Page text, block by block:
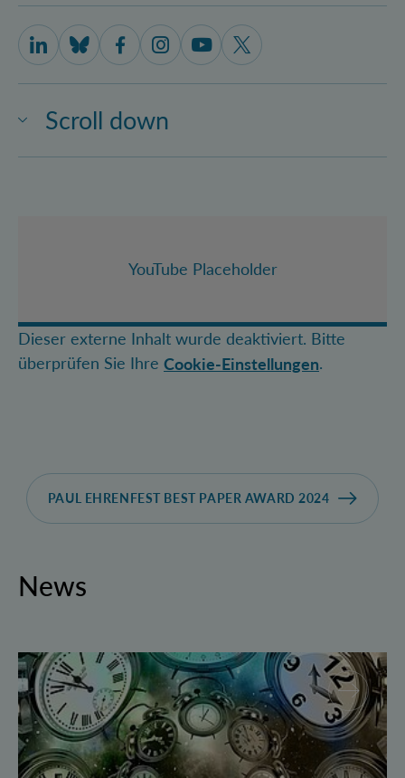
Scroll down
IQOQI Vienna on LinkedIn
IQOQI Vienna on Bluesky
IQOQI Vienna on Facebook
IQOQI Vienna on Instagram
IQOQI Vienna on Youtube
IQOQI Vienna on X
YouTube Placeholder
Dieser externe Inhalt wurde deaktiviert. Bitte
überprüfen Sie Ihre Cookie-Einstellungen.
PAUL EHRENFEST BEST PAPER AWARD 2024
News
Geborgte Zeit: Forscher spulen Quantensysteme vor